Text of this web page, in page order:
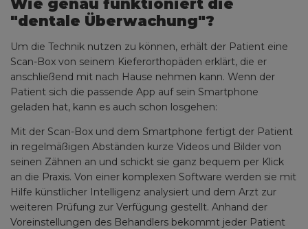
Wie genau funktioniert die
"dentale Überwachung"?
Um die Technik nutzen zu können, erhält der Patient eine
Scan-Box von seinem Kieferorthopäden erklärt, die er
anschließend mit nach Hause nehmen kann. Wenn der
Patient sich die passende App auf sein Smartphone
geladen hat, kann es auch schon losgehen:
Mit der Scan-Box und dem Smartphone fertigt der Patient
in regelmäßigen Abständen kurze Videos und Bilder von
seinen Zähnen an und schickt sie ganz bequem per Klick
an die Praxis. Von einer komplexen Software werden sie mit
Hilfe künstlicher Intelligenz analysiert und dem Arzt zur
weiteren Prüfung zur Verfügung gestellt. Anhand der
Voreinstellungen des Behandlers bekommt jeder Patient